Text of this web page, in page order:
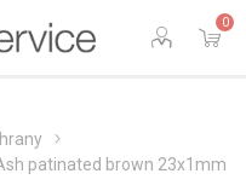
0
patinated brown 23x1mm